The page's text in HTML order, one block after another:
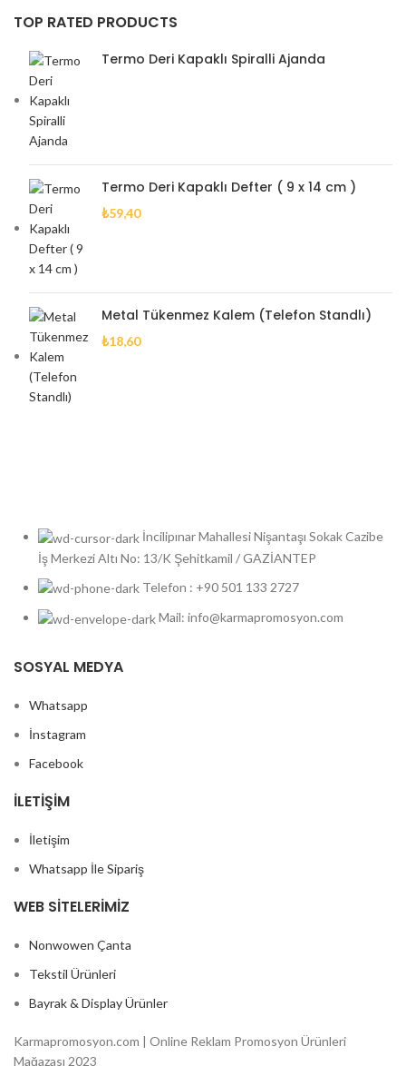
TOP RATED PRODUCTS
Termo Deri Kapaklı Spiralli Ajanda
Termo Deri Kapaklı Defter ( 9 x 14 cm )
₺59,40
Metal Tükenmez Kalem (Telefon Standlı)
₺18,60
İncilipınar Mahallesi Nişantaşı Sokak Cazibe
İş Merkezi Altı No: 13/K Şehitkamil / GAZİANTEP
Telefon : +90 501 133 2727
Mail: info@karmapromosyon.com
SOSYAL MEDYA
Whatsapp
İnstagram
Facebook
İLETIŞIM
İletişim
Whatsapp İle Sipariş
WEB SITELERIMIZ
Nonwowen Çanta
Tekstil Ürünleri
Bayrak & Display Ürünler
Karmapromosyon.com | Online Reklam Promosyon Ürünleri
Mağazası 2023